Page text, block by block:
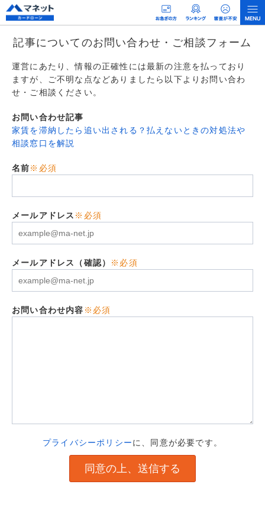
記事についてのお問い合わせ・ご相談フォーム
運営にあたり、情報の正確性には最新の注意を払っており
ますが、ご不明な点などありましたら以下よりお問い合わ
せ・ご相談ください。
お問い合わせ記事
家賃を滞納したら追い出される？払えないときの対処法や
相談窓口を解説
名前※必須
メールアドレス ※必須
メールアドレス（確認） ※必須
お問い合わせ内容 ※必須
プライバシーポリシーに、同意が必要です。